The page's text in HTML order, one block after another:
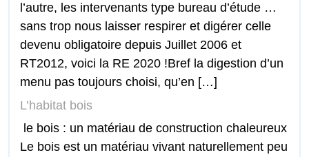
l’autre, les intervenants type bureau d’étude …
sans trop nous laisser respirer et digérer celle
devenu obligatoire depuis Juillet 2006 et
RT2012, voici la RE 2020 !Bref la digestion d’un
menu pas toujours choisi, qu’en […]
L’habitat bois
le bois : un matériau de construction chaleureux
Le bois est un matériau vivant naturellement peu